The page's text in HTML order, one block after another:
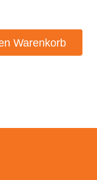
Warenkorb